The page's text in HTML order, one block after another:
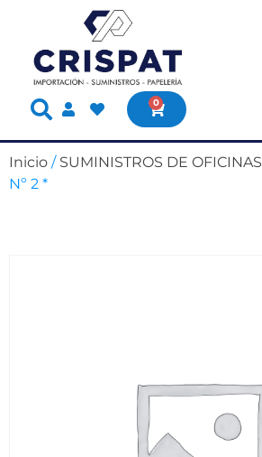
0
Inicio / SUMINISTROS DE OFICINAS
Nº 2 *